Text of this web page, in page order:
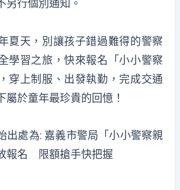
另行個別通知。
夏天，別讓孩子錯過難得的警察
學習之旅，快來報名「小小警察
穿上制服、出發執勤，完成交通
屬於童年最珍貴的回憶！
出處為: 嘉義市警局「小小警察親
報名 限額搶手快把握